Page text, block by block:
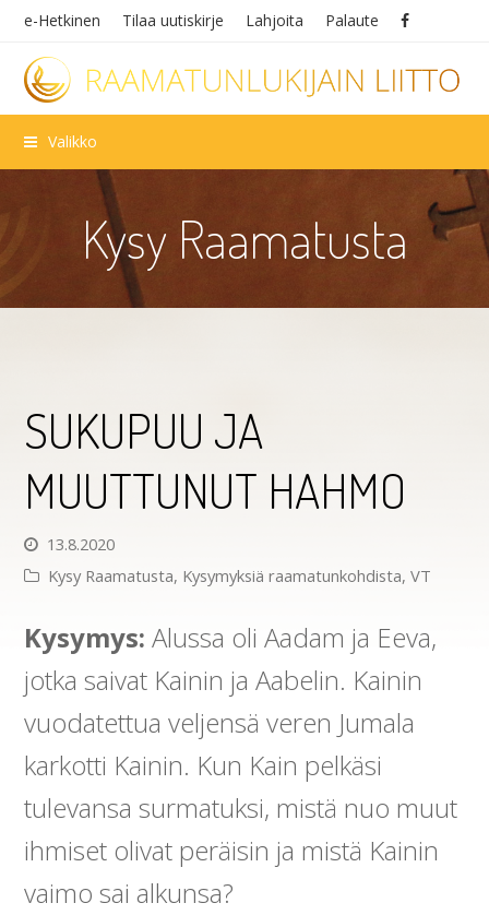
e-Hetkinen Tilaa uutiskirje Lahjoita Palaute
Valikko
Kysy Raamatusta
SUKUPUU JA
MUUTTUNUT HAHMO
13.8.2020
Kysy Raamatusta, Kysymyksiä raamatunkohdista,VT
Kysymys:Alussa oli Aadam ja Eeva,
jotka saivat Kainin ja Aabelin. Kainin
vuodatettua veljensä veren Jumala
karkotti Kainin. Kun Kain pelkäsi
tulevansa surmatuksi, mistä nuo muut
ihmiset olivat peräisin ja mistä Kainin
vaimo sai alkunsa?